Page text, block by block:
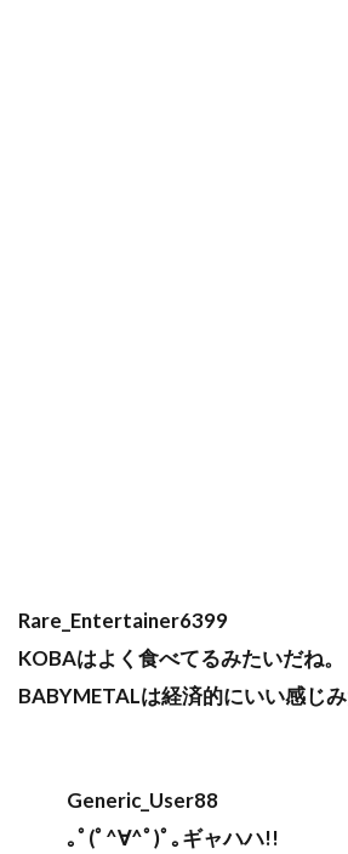
Rare_Entertainer6399
KOBAはよく食べてるみたいだね。
BABYMETALは経済的にいい感じみ
Generic_User88
｡ﾟ(ﾟ^∀^ﾟ)ﾟ｡ギャハハ!!